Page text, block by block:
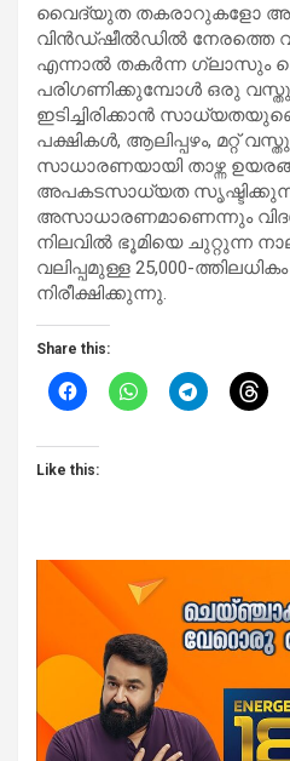
വൈദ്യുത തകരാറുകളോ
വിൻഡ്‌ഷീൽഡിൽ നേരത്തെ
എന്നാൽ തകർന്ന ഗ്ലാസും
പരിഗണിക്കുമ്പോൾ ഒരു വസ്തു
ഇടിച്ചിരിക്കാൻ
പക്ഷികൾ, ആലിപ്പഴം, മറ്റ്
സാധാരണയായി താഴ്ന്ന
അപകടസാധ്യത
അസാധാരണമാണെന്നും
നിലവിൽ ഭൂമിയെ ചുറ്റുന്ന
വലിപ്പമുള്ള 25,000-
നിരീക്ഷിക്കുന്നു.
Share this:
Like this: